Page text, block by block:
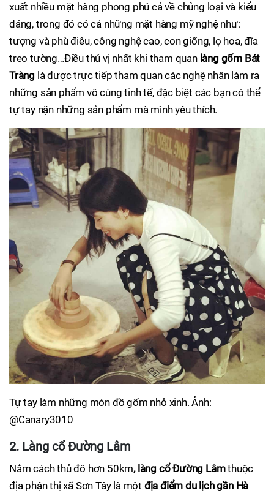
xuất nhiều mặt hàng phong phú cả về chủng loại và kiểu
dáng, trong đó có cả những mặt hàng mỹ nghệ như:
tượng và phù điêu, công nghệ cao, con giống, lọ hoa, đĩa
treo tường…Điều thú vị nhất khi tham quan làng gốm Bát
Tràng là được trực tiếp tham quan các nghệ nhân làm ra
những sản phẩm vô cùng tinh tế, đặc biệt các bạn có thể
tự tay nặn những sản phẩm mà mình yêu thích.
Tự tay làm những món đồ gốm nhỏ xinh. Ảnh:
@Canary3010
2. Làng cổ Đường Lâm
Nằm cách thủ đô hơn 50km, làng cổ Đường Lâmthuộc
địa phận thị xã Sơn Tây là một địa điểm du lịch gần Hà